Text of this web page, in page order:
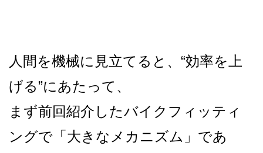
人間を機械に見立てると、“効率を上
げる”にあたって、
まず前回紹介したバイクフィッティ
ングで「大きなメカニズム」であ